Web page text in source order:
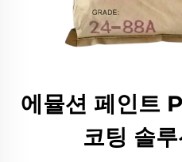
에뮬션 페인트
코팅 솔